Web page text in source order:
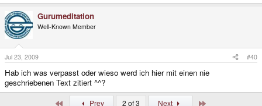
Gurumeditation
Well-Known Member
Jul 23, 2009 #40
Hab ich was verpasst oder wieso werd ich hier mit einen nie
geschriebenen Text zitiert ^^?
Prev 2 of 3 Next